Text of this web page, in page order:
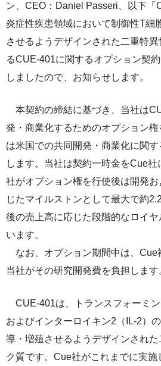
医療関係者の皆さま
メディカルアフェアーズ情報提供サ
医療従事者向けサイト（ONOメデ
ニュース
English Global
コーポレート・ガバナンス
会社案内
CM・動画情報
ライセンス活動
研究者主導研究支援
業績報告
IRライブラリー
株式関連情報
IRカレンダー
株主・投資家との対話
よくあるご質問
IRメール
サステナビリティトップ
トップメッセージ
小野薬品工業のサステナビ
ガバナンス
ステークホルダーエンゲージ
社会貢献活動
GRIスタンダード対照表
ESGデータ集
外部からの評価
ン、CEO：Daniel Passeri、以下「
炎症性疾患領域において制御性T細
させるようデザインされた二重特
るCUE-401に関するオプション契
しましたので、お知らせします。
本契約の締結に基づき、当社は
発・商業化するためのオプション
は米国での共同開発・商業化に関
します。当社は契約一時金をCue
社がオプション権を行使後は開発
じたマイルストンとして最大で約
後の売上高に応じた段階的なロイ
います。
なお、オプション期間中は、Cue
当社がその研究開発費を負担します
CUE-401は、トランスフォーミン
およびインターロイキン2（IL-2）
導・増殖させるようデザインされ
ク質です。Cue社がこれまでに実施